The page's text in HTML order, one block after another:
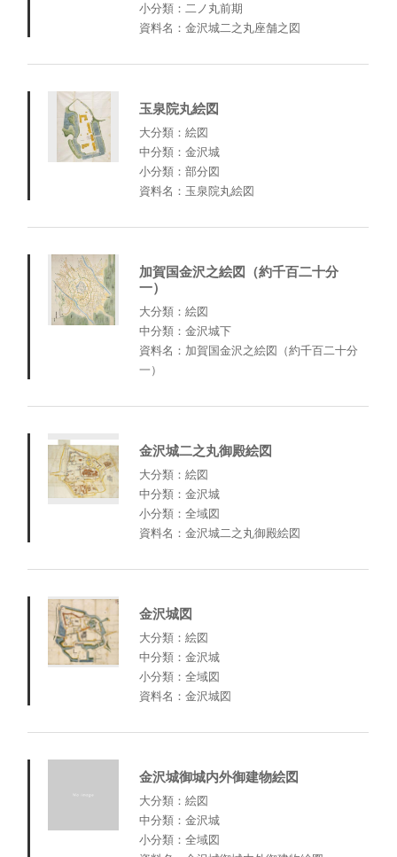
小分類：二ノ丸前期
資料名：金沢城二之丸座舗之図
玉泉院丸絵図
大分類：絵図
中分類：金沢城
小分類：部分図
資料名：玉泉院丸絵図
加賀国金沢之絵図（約千百二十分
一）
大分類：絵図
中分類：金沢城下
資料名：加賀国金沢之絵図（約千百二十分
一）
金沢城二之丸御殿絵図
大分類：絵図
中分類：金沢城
小分類：全域図
資料名：金沢城二之丸御殿絵図
金沢城図
大分類：絵図
中分類：金沢城
小分類：全域図
資料名：金沢城図
金沢城御城内外御建物絵図
大分類：絵図
中分類：金沢城
小分類：全域図